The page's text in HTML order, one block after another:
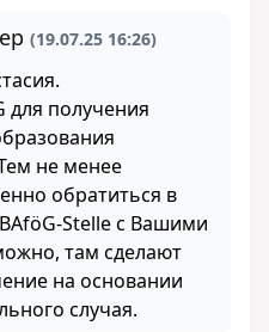
(19.07.25 16:26)
для получения
не менее
обратиться в
Stelle с Вашими
там сделают
на основании
случая.